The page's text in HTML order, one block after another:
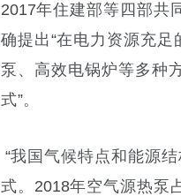
2017年住建部等四部共
确提出“在电力资源充足
泵、高效电锅炉等多种
式”。
“我国气候特点和能源
式。 2018年空气源热泵